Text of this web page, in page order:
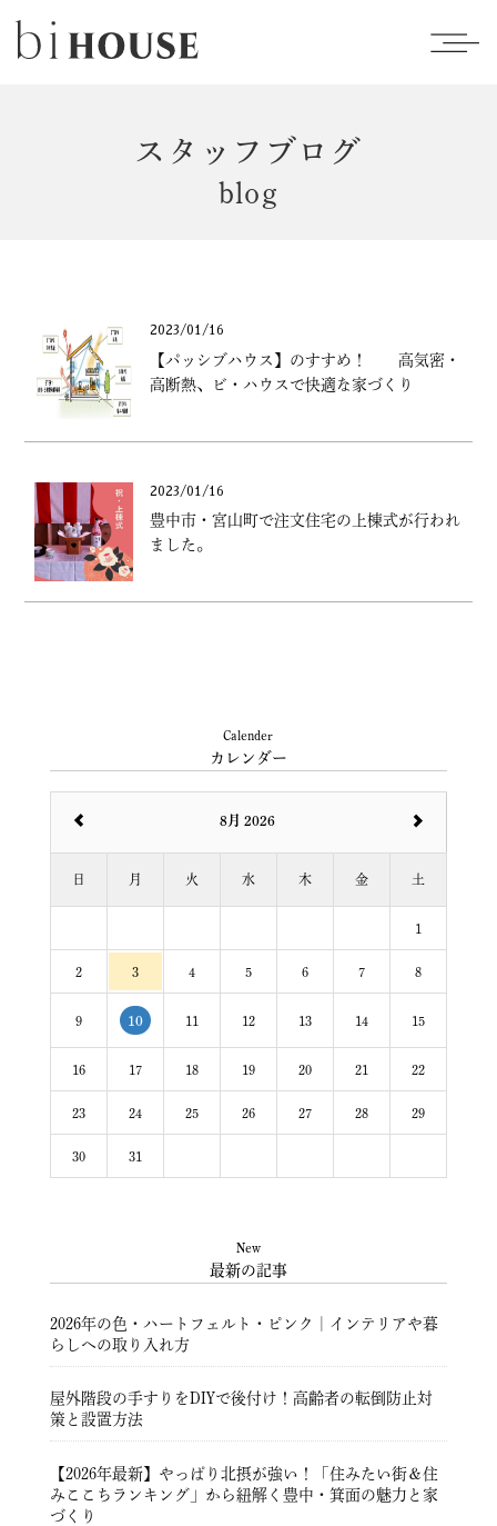
スタッフブログ
blog
2023/01/16
【パッシブハウス】のすすめ！ 高気密・
高断熱、ビ・ハウスで快適な家づくり
2023/01/16
豊中市・宮山町で注文住宅の上棟式が行われ
ました。
Calender
カレンダー
8月 2026
日 月 火 水 木 金 土
1
2 3 4 5 6 7 8
9 10 11 12 13 14 15
16 17 18 19 20 21 22
23 24 25 26 27 28 29
30 31
New
最新の記事
2026年の色・ハートフェルト・ピンク｜インテリアや暮
らしへの取り入れ方
屋外階段の手すりをDIYで後付け！高齢者の転倒防止対
策と設置方法
【2026年最新】やっぱり北摂が強い！「住みたい街＆住
みここちランキング」から紐解く豊中・箕面の魅力と家
づくり